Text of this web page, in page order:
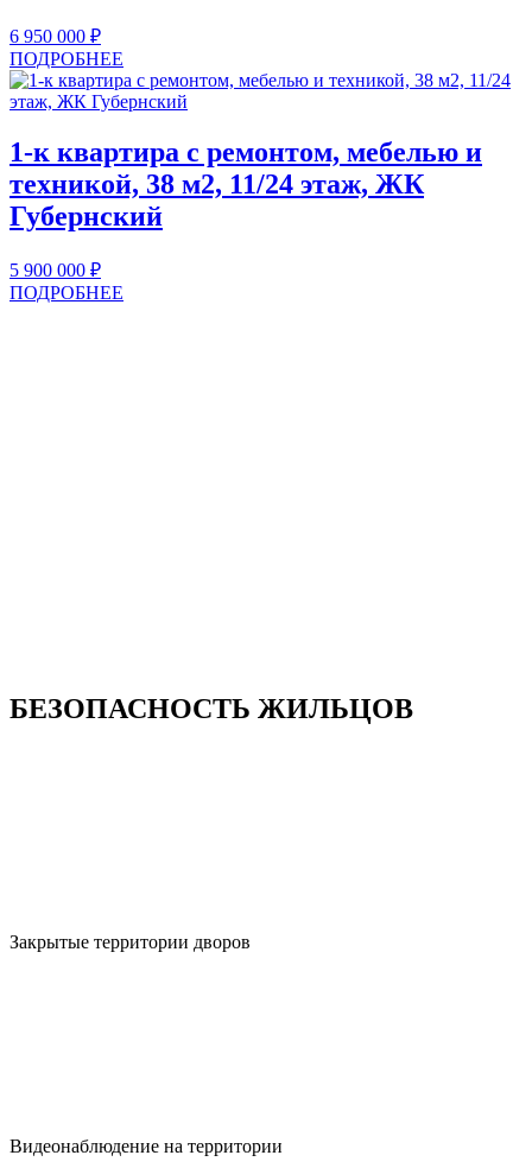
6 950 000 ₽
ПОДРОБНЕЕ
1-к квартира с ремонтом, мебелью и
техникой, 38 м2, 11/24 этаж, ЖК
Губернский
5 900 000 ₽
ПОДРОБНЕЕ
БЕЗОПАСНОСТЬ ЖИЛЬЦОВ
Закрытые территории дворов
Видеонаблюдение на территории